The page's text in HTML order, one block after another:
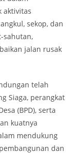
aktivitas
sekop, dan
sahutan,
jalan rusak
telah
Siaga, perangkat
(BPD), serta
kuatnya
mendukung
dan